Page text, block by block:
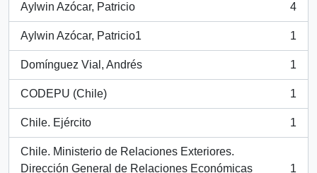
Aylwin Azócar, Patricio
, 4 results
4
Aylwin Azócar, Patricio1
, 1 results
1
Domínguez Vial, Andrés
, 1 results
1
CODEPU (Chile)
, 1 results
1
Chile. Ejército
, 1 results
1
Chile. Ministerio de Relaciones Exteriores.
Dirección General de Relaciones Económicas
1